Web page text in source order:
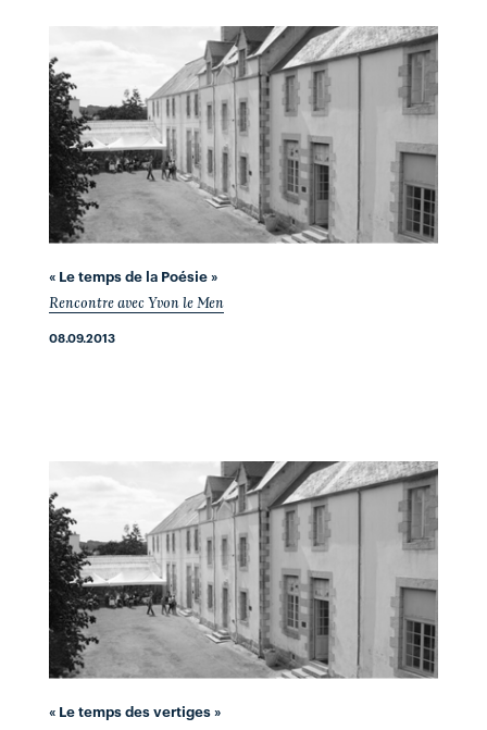
« Le temps de la Poésie »
Rencontre avec Yvon le Men
08.09.2013
« Le temps des vertiges »